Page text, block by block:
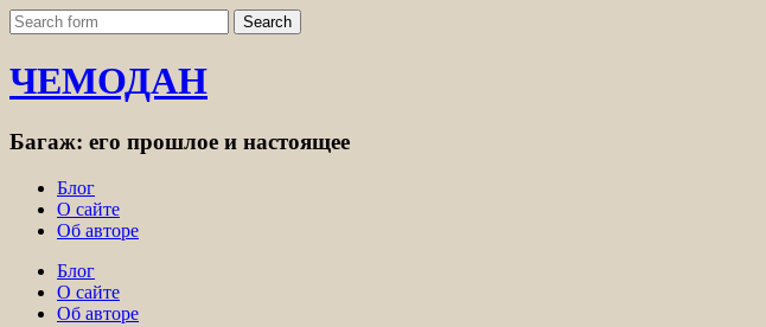
ЧЕМОДАН
Багаж: его прошлое и настоящее
Блог
О сайте
Об авторе
Блог
О сайте
Об авторе